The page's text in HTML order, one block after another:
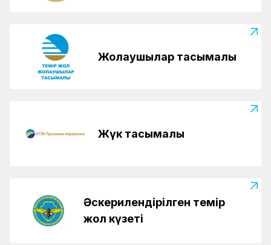
Жолаушылар тасымалы
Жүк тасымалы
Әскерилендірілген темір
жол күзеті